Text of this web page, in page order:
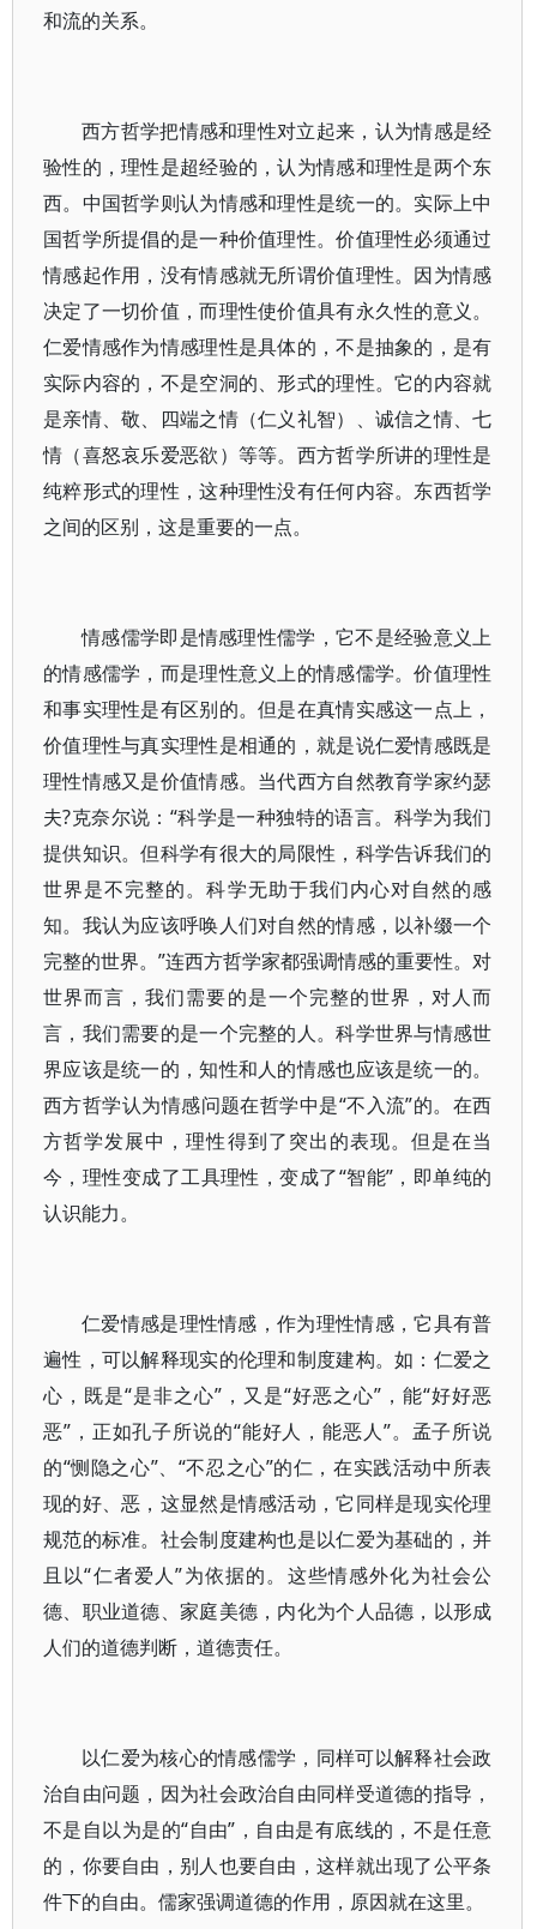
和流的关系。
西方哲学把情感和理性对立起来，认为情感是经
验性的，理性是超经验的，认为情感和理性是两个东
西。中国哲学则认为情感和理性是统一的。实际上中
国哲学所提倡的是一种价值理性。价值理性必须通过
情感起作用，没有情感就无所谓价值理性。因为情感
决定了一切价值，而理性使价值具有永久性的意义。
仁爱情感作为情感理性是具体的，不是抽象的，是有
实际内容的，不是空洞的、形式的理性。它的内容就
是亲情、敬、四端之情（仁义礼智）、诚信之情、七
情（喜怒哀乐爱恶欲）等等。西方哲学所讲的理性是
纯粹形式的理性，这种理性没有任何内容。东西哲学
之间的区别，这是重要的一点。
情感儒学即是情感理性儒学，它不是经验意义上
的情感儒学，而是理性意义上的情感儒学。价值理性
和事实理性是有区别的。但是在真情实感这一点上，
价值理性与真实理性是相通的，就是说仁爱情感既是
理性情感又是价值情感。当代西方自然教育学家约瑟
夫?克奈尔说：“科学是一种独特的语言。科学为我们
提供知识。但科学有很大的局限性，科学告诉我们的
世界是不完整的。科学无助于我们内心对自然的感
知。我认为应该呼唤人们对自然的情感，以补缀一个
完整的世界。”连西方哲学家都强调情感的重要性。对
世界而言，我们需要的是一个完整的世界，对人而
言，我们需要的是一个完整的人。科学世界与情感世
界应该是统一的，知性和人的情感也应该是统一的。
西方哲学认为情感问题在哲学中是“不入流”的。在西
方哲学发展中，理性得到了突出的表现。但是在当
今，理性变成了工具理性，变成了“智能”，即单纯的
认识能力。
仁爱情感是理性情感，作为理性情感，它具有普
遍性，可以解释现实的伦理和制度建构。如：仁爱之
心，既是“是非之心”，又是“好恶之心”，能“好好恶
恶”，正如孔子所说的“能好人，能恶人”。孟子所说
的“恻隐之心”、“不忍之心”的仁，在实践活动中所表
现的好、恶，这显然是情感活动，它同样是现实伦理
规范的标准。社会制度建构也是以仁爱为基础的，并
且以“仁者爱人”为依据的。这些情感外化为社会公
德、职业道德、家庭美德，内化为个人品德，以形成
人们的道德判断，道德责任。
以仁爱为核心的情感儒学，同样可以解释社会政
治自由问题，因为社会政治自由同样受道德的指导，
不是自以为是的“自由”，自由是有底线的，不是任意
的，你要自由，别人也要自由，这样就出现了公平条
件下的自由。儒家强调道德的作用，原因就在这里。